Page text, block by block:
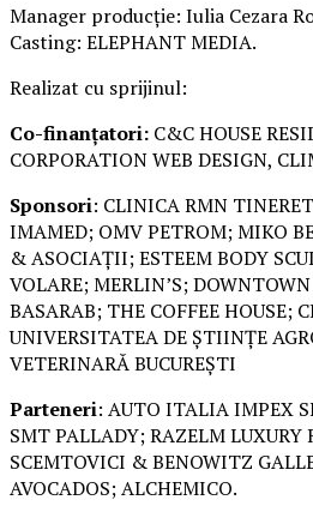
Manager producție: Iulia Cezara
Casting: ELEPHANT MEDIA.
Realizat cu sprijinul:
Co-finanțatori: C&C HOUSE
CORPORATION WEB DESIGN,
Sponsori: CLINICA RMN
IMAMED; OMV PETROM; MIKO
& ASOCIAȚII; ESTEEM BODY
VOLARE; MERLIN’S;
BASARAB; THE COFFEE HOUSE;
UNIVERSITATEA DE ȘTIINȚE
VETERINARĂ BUCUREȘTI
Parteneri: AUTO ITALIA IMPEX
SMT PALLADY; RAZELM LUXURY
SCEMTOVICI & BENOWITZ
AVOCADOS; ALCHEMICO.